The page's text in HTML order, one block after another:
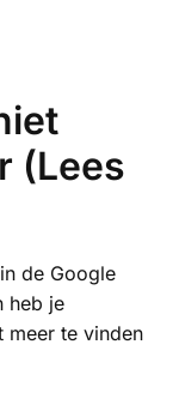
(Lees
in de Google
heb je
meer te vinden